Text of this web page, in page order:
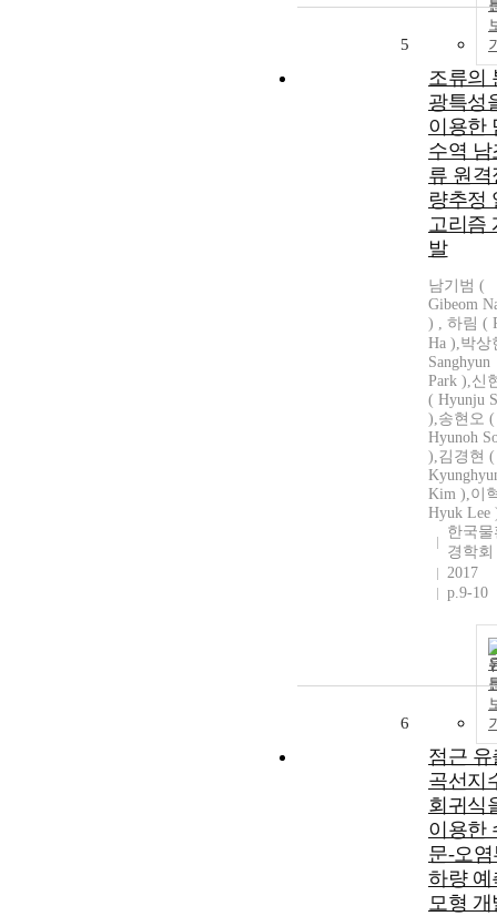
5
조류의
광특성
이용한
수역 남
류 원격
량추정
고리즘
발
남기범 (
Gibeom
) , 하림 (
Ha ),박상
Sanghyun
Park ),신
( Hyunju
),송현오 (
Hyunoh
),김경현 (
Kim ),이
Hyuk Lee
한국물
경학회
2017
p.9-10
6
점근 유
곡선지
회귀식
이용한
문-오염
하량 예
모형 개